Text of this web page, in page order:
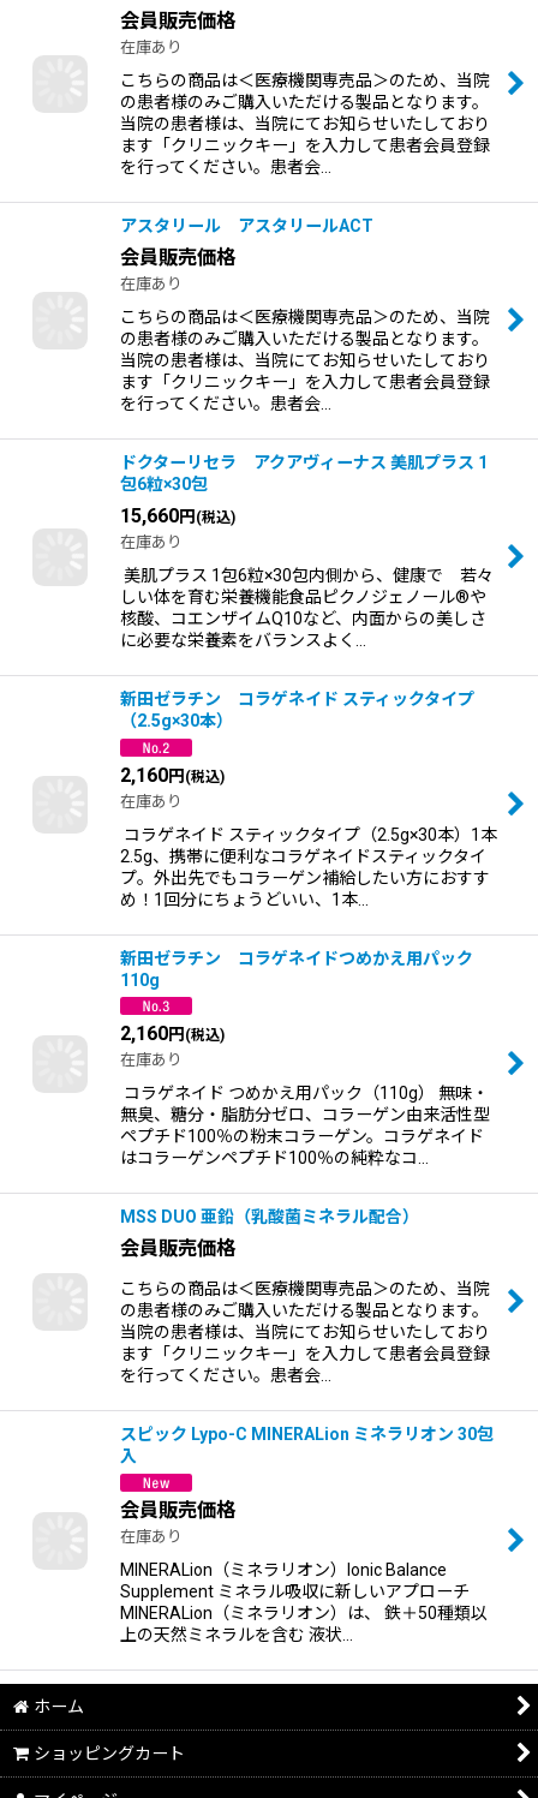
会員販売価格
在庫あり
こちらの商品は＜医療機関専売品＞のため、当院
の患者様のみご購入いただける製品となります。
当院の患者様は、当院にてお知らせいたしており
ます「クリニックキー」を入力して患者会員登録
を行ってください。患者会…
アスタリール アスタリールACT
会員販売価格
在庫あり
こちらの商品は＜医療機関専売品＞のため、当院
の患者様のみご購入いただける製品となります。
当院の患者様は、当院にてお知らせいたしており
ます「クリニックキー」を入力して患者会員登録
を行ってください。患者会…
ドクターリセラ アクアヴィーナス 美肌プラス 1
包6粒×30包
15,660円 (税込)
在庫あり
美肌プラス 1包6粒×30包内側から、健康で 若々
しい体を育む栄養機能食品ピクノジェノール®や
核酸、コエンザイムQ10など、内面からの美しさ
に必要な栄養素をバランスよく…
新田ゼラチン コラゲネイド スティックタイプ
（2.5g×30本）
2,160円(税込)
在庫あり
コラゲネイド スティックタイプ（2.5g×30本）1本
2.5g、携帯に便利なコラゲネイドスティックタイ
プ。外出先でもコラーゲン補給したい方におすす
め！1回分にちょうどいい、1本…
新田ゼラチン コラゲネイドつめかえ用パック
110g
2,160円 (税込)
在庫あり
コラゲネイド つめかえ用パック（110g） 無味・
無臭、糖分・脂肪分ゼロ、コラーゲン由来活性型
ペプチド100％の粉末コラーゲン。コラゲネイド
はコラーゲンペプチド100％の純粋なコ…
MSS DUO 亜鉛（乳酸菌ミネラル配合）
会員販売価格
こちらの商品は＜医療機関専売品＞のため、当院
の患者様のみご購入いただける製品となります。
当院の患者様は、当院にてお知らせいたしており
ます「クリニックキー」を入力して患者会員登録
を行ってください。患者会…
スピック Lypo-C MINERALion ミネラリオン 30包
入
会員販売価格
在庫あり
MINERALion（ミネラリオン）Ionic Balance
Supplement ミネラル吸収に新しいアプローチ
MINERALion（ミネラリオン）は、 鉄＋50種類以
上の天然ミネラルを含む 液状…
ホーム
ショッピングカート